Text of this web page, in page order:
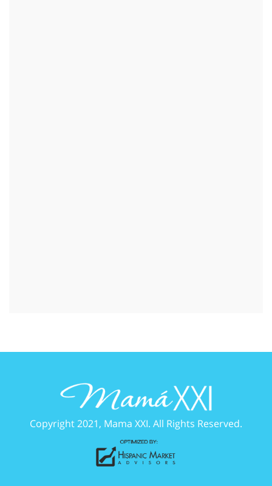
Copyright 2021, Mama XXI. All Rights Reserved.